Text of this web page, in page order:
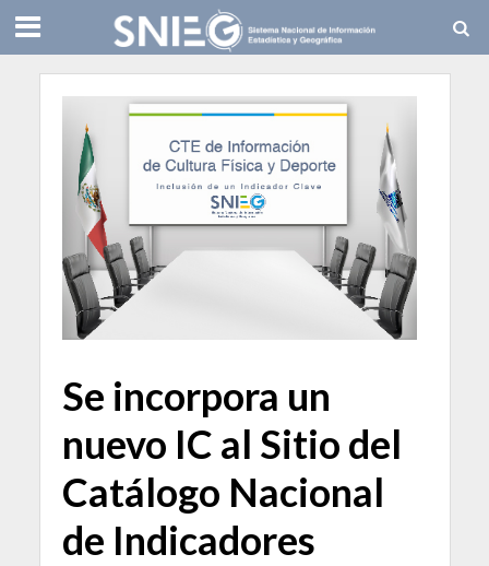
Se incorpora un
nuevo IC al Sitio del
Catálogo Nacional
de Indicadores